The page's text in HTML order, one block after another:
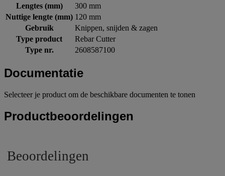
Lengtes (mm)
300 mm
Nuttige lengte (mm) 120 mm
Gebruik
Knippen, snijden & zagen
Type product
Rebar Cutter
Type nr.
2608587100
Documentatie
Selecteer je product om de beschikbare documenten te tonen
Productbeoordelingen